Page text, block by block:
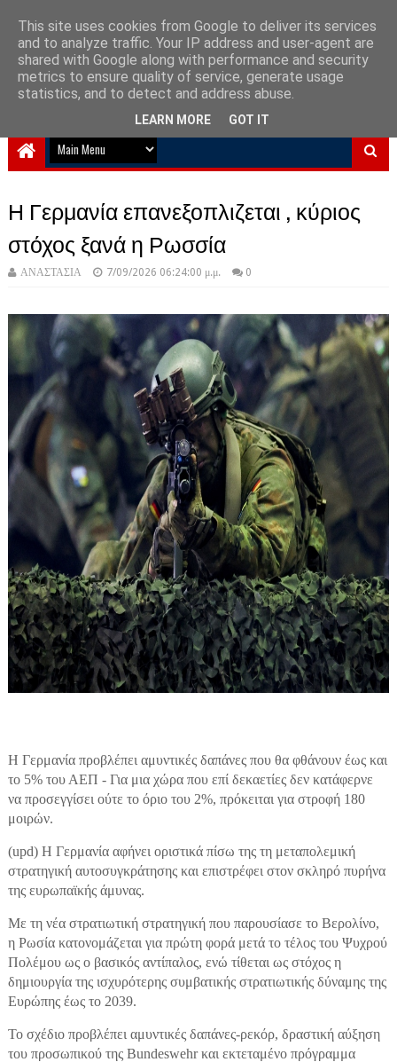
NewPlanet09
Ειδήσεις νέα από την Ελλάδα και τον κόσμο
Η Γερμανία επανεξοπλιζεται , κύριος
στόχος ξανά η Ρωσσία
ΑΝΑΣΤΑΣΙΑ 7/09/2026 06:24:00 μ.μ. 0
Η Γερμανία προβλέπει αμυντικές δαπάνες που θα φθάνουν έως και
το 5% του ΑΕΠ - Για μια χώρα που επί δεκαετίες δεν κατάφερνε
να προσεγγίσει ούτε το όριο του 2%, πρόκειται για στροφή 180
μοιρών.
(upd) Η Γερμανία αφήνει οριστικά πίσω της τη μεταπολεμική
στρατηγική αυτοσυγκράτησης και επιστρέφει στον σκληρό πυρήνα
της ευρωπαϊκής άμυνας.
Με τη νέα στρατιωτική στρατηγική που παρουσίασε το Βερολίνο,
η Ρωσία κατονομάζεται για πρώτη φορά μετά το τέλος του Ψυχρού
Πολέμου ως ο βασικός αντίπαλος, ενώ τίθεται ως στόχος η
δημιουργία της ισχυρότερης συμβατικής στρατιωτικής δύναμης της
Ευρώπης έως το 2039.
Το σχέδιο προβλέπει αμυντικές δαπάνες-ρεκόρ, δραστική αύξηση
του προσωπικού της Bundeswehr και εκτεταμένο πρόγραμμα
This site uses cookies from Google to deliver its services
and to analyze traffic. Your IP address and user-agent are
shared with Google along with performance and security
metrics to ensure quality of service, generate usage
statistics, and to detect and address abuse.
LEARN MORE GOT IT